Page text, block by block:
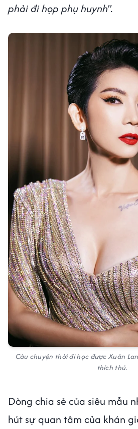
phải đi họp phụ huynh".
Câu chuyện thời đi học được Xuân
thích thú.
Dòng chia sẻ của siêu mẫu
hút sự quan tâm của khán